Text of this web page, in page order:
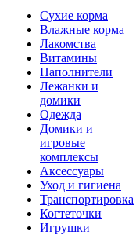
Сухие корма
Влажные корма
Лакомства
Витамины
Наполнители
Лежанки и
домики
Одежда
Домики и
игровые
комплексы
Аксессуары
Уход и гигиена
Транспортировка
Когтеточки
Игрушки